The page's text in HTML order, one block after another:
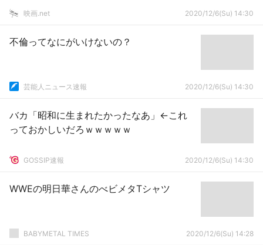
映画.net 2020/12/6(Su) 14:30
不倫ってなにがいけないの？
芸能人ニュース速報 2020/12/6(Su) 14:30
バカ「昭和に生まれたかったなあ」←これ
っておかしいだろｗｗｗｗｗ
GOSSIP速報 2020/12/6(Su) 14:30
WWEの明日華さんのべビメタTシャツ
BABYMETAL TIMES 2020/12/6(Su) 14:28